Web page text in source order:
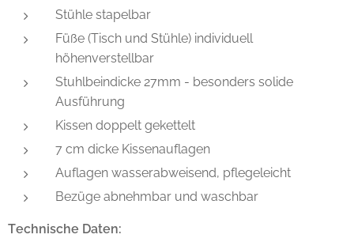
Stühle stapelbar
Füße (Tisch und Stühle) individuell
höhenverstellbar
Stuhlbeindicke 27mm - besonders solide
Ausführung
Kissen doppelt gekettelt
7 cm dicke Kissenauflagen
Auflagen wasserabweisend, pflegeleicht
Bezüge abnehmbar und waschbar
Technische Daten: